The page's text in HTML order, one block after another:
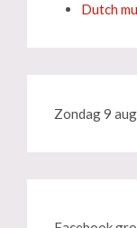
Dutch
Zondag 9